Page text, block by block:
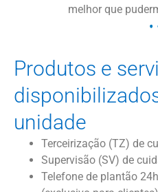
melhor que
Produtos e
unidade
Terceirização (TZ) de
Supervisão (SV) de
Telefone de plantão